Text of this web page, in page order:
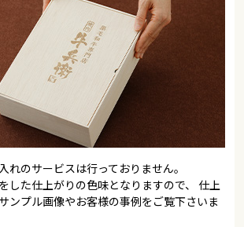
れのサービスは行っておりません。
した仕上がりの色味となりますので、 仕上
ンプル画像やお客様の事例をご覧下さいま